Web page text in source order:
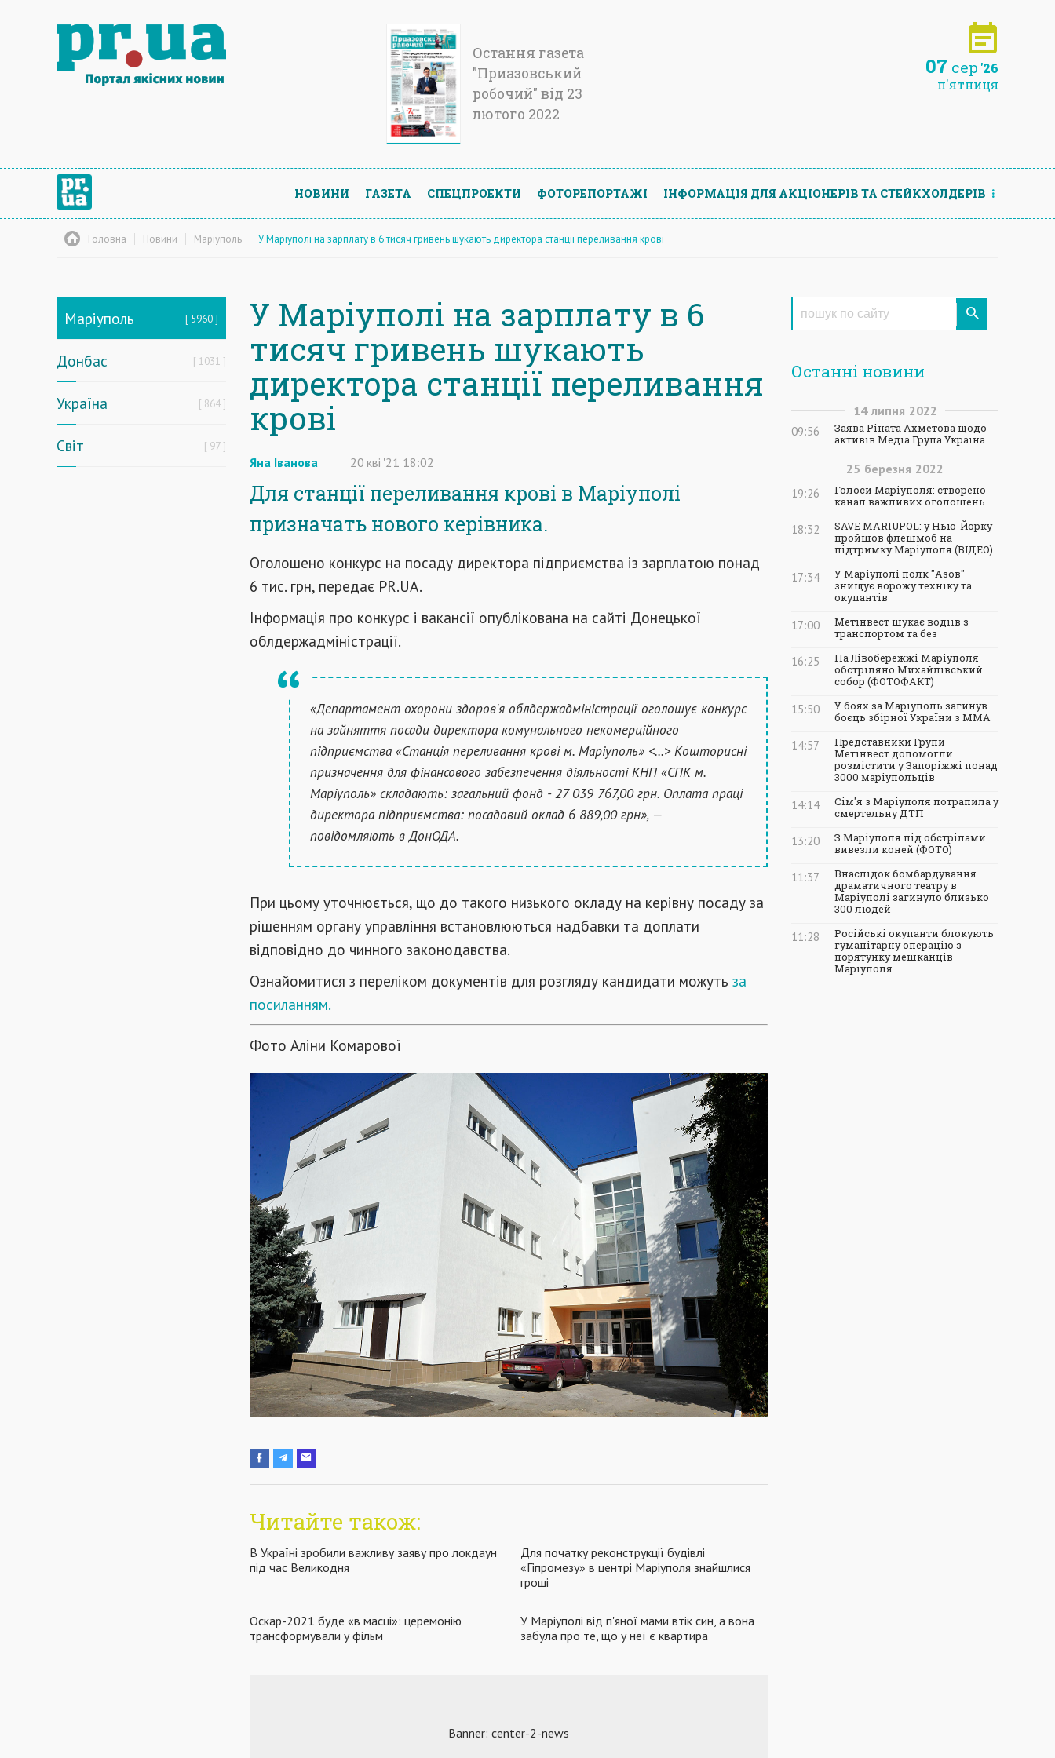
Остання газета
"Приазовський
робочий" від 23
лютого 2022
07 сер '26
п'ятниця
НОВИНИ ГАЗЕТА СПЕЦПРОЕКТИ ФОТОРЕПОРТАЖІ ІНФОРМАЦIЯ ДЛЯ АКЦIОНЕРIВ ТА СТЕЙКХОЛДЕРIВ
Головна Новини Маріуполь У Маріуполі на зарплату в 6 тисяч гривень шукають директора станції переливання крові
Маріуполь 5960
Донбас 1031
Україна 864
Світ 97
У Маріуполі на зарплату в 6
тисяч гривень шукають
директора станції переливання
крові
Яна Іванова 20 кві '21 18:02
Для станції переливання крові в Маріуполі
призначать нового керівника.
Оголошено конкурс на посаду директора підприємства із зарплатою понад
6 тис. грн, передає PR.UA.
Інформація про конкурс і вакансії опублікована на сайті Донецької
облдержадміністрації.
«Департамент охорони здоров'я облдержадміністрації оголошує конкурс
на зайняття посади директора комунального некомерційного
підприємства «Станція переливання крові м. Маріуполь» <...>Кошторисні
призначення для фінансового забезпечення діяльності КНП «СПК м.
Маріуполь» складають: загальний фонд - 27 039 767,00 грн. Оплата праці
директора підприємства: посадовий оклад 6 889,00 грн», —
повідомляють в ДонОДА.
При цьому уточнюється, що до такого низького окладу на керівну посаду за
рішенням органу управління встановлюються надбавки та доплати
відповідно до чинного законодавства.
Ознайомитися з переліком документів для розгляду кандидати можуть за
посиланням.
Фото Аліни Комарової
Читайте також:
В Україні зробили важливу заяву про локдаун
під час Великодня
Для початку реконструкції будівлі
«Гіпромезу» в центрі Маріуполя знайшлися
гроші
Оскар-2021 буде «в масці»: церемонію
трансформували у фільм
У Маріуполі від п'яної мами втік син, а вона
забула про те, що у неї є квартира
Останні новини
14 липня 2022
09:56
Заява Ріната Ахметова щодо
активів Медіа Група Україна
25 березня 2022
19:26
Голоси Маріуполя: створено
канал важливих оголошень
18:32
SAVE MARIUPOL: у Нью-Йорку
пройшов флешмоб на
підтримку Маріуполя (ВІДЕО)
17:34
У Маріуполі полк "Азов"
знищує ворожу техніку та
окупантів
17:00
Метінвест шукає водіїв з
транспортом та без
16:25
На Лівобережжі Маріуполя
обстріляно Михайлівський
собор (ФОТОФАКТ)
15:50
У боях за Маріуполь загинув
боєць збірної України з ММА
14:57
Представники Групи
Метінвест допомогли
розмістити у Запоріжжі понад
3000 маріупольців
14:14
Сім'я з Маріуполя потрапила у
смертельну ДТП
13:20
З Маріуполя під обстрілами
вивезли коней (ФОТО)
11:37
Внаслідок бомбардування
драматичного театру в
Маріуполі загинуло близько
300 людей
11:28
Російські окупанти блокують
гуманітарну операцію з
порятунку мешканців
Маріуполя